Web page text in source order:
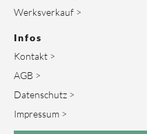
Werksverkauf >
Infos
Kontakt >
AGB >
Datenschutz >
Impressum >